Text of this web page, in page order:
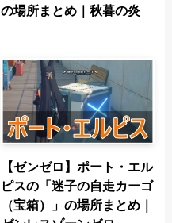
の場所まとめ｜秋暮の炎
【ゼンゼロ】ポート・エル
ピスの「迷子の自走カーゴ
（宝箱）」の場所まとめ｜